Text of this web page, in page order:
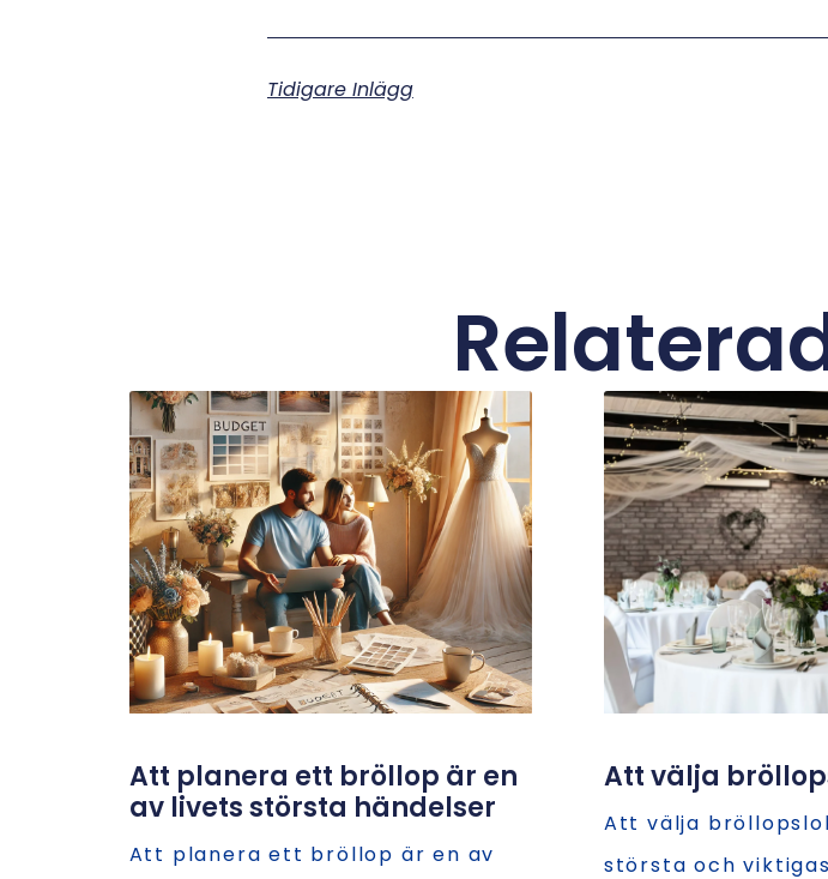
Tidigare Inlägg
Att planera ett bröllop är en
av livets största händelser
Att planera ett bröllop är en av
Att välja
Att välja
största och